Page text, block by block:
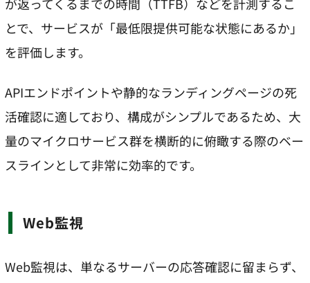
とで、サービスが「最低限提供可能な状態にあるか」
を評価します。
APIエンドポイントや静的なランディングページの死
活確認に適しており、構成がシンプルであるため、大
量のマイクロサービス群を横断的に俯瞰する際のベー
スラインとして非常に効率的です。
Web監視
Web監視は、単なるサーバーの応答確認に留まらず、